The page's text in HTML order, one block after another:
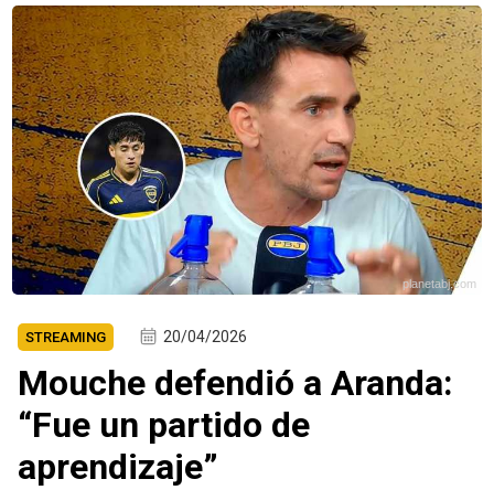
planetabj.com
STREAMING 20/04/2026
Mouche defendió a Aranda:
“Fue un partido de
aprendizaje”